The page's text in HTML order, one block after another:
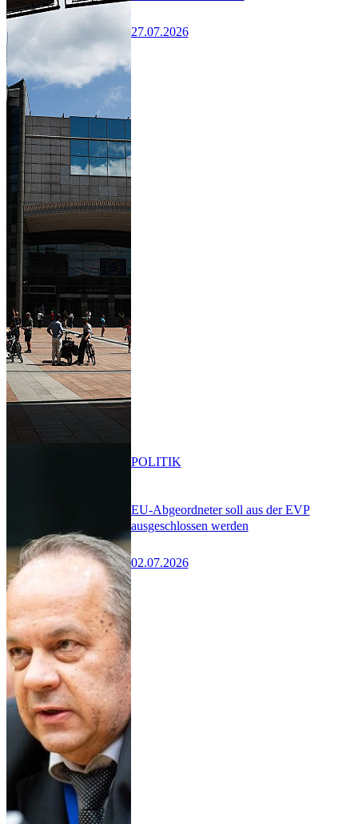
27.07.2026
EU-Abgeordneter soll aus der EVP
ausgeschlossen werden
02.07.2026
POLITIK